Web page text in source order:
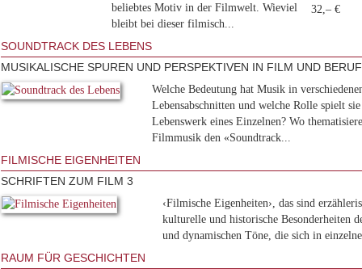
beliebtes Motiv in der Filmwelt. Wieviel
bleibt bei dieser filmisch...
32,– €
SOUNDTRACK DES LEBENS
MUSIKALISCHE SPUREN UND PERSPEKTIVEN IN FILM UND BERUF
Welche Bedeutung hat Musik in
Lebensabschnitten und welche Rolle spielt
Lebenswerk eines Einzelnen? Wo
Filmmusik den «Soundtrack...
FILMISCHE EIGENHEITEN
SCHRIFTEN ZUM FILM 3
‹Filmische Eigenheiten›, das sind
kulturelle und historische Besonderheiten
und dynamischen Töne, die sich in
RAUM FÜR GESCHICHTEN